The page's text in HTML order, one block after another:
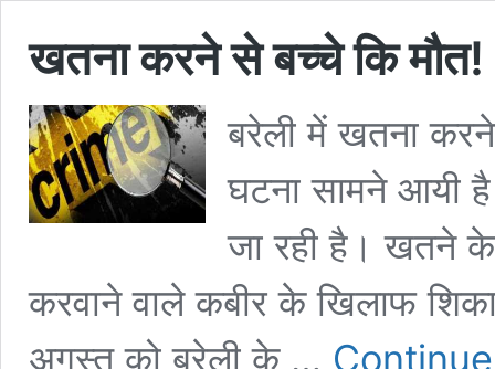
खतना करने से बच्चे कि मौत!
बरेली में खतना
घटना सामने आयी
जा रही है। खतने के
करवाने वाले कबीर के खिलाफ
अगस्त को बरेली के …